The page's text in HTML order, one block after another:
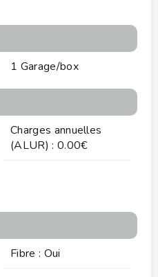
1 Garage/box
Charges annuelles
(ALUR) : 0.00€
Fibre : Oui